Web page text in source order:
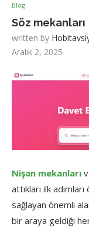
Blog
Söz mekanları
written by
Aralık 2, 2025
Nişan mekanları
attıkları ilk
sağlayan önemli
bir araya geldiği